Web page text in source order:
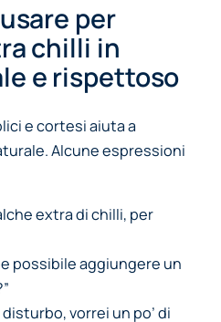
per
chilli in
e rispettoso
e cortesi aiuta a
Alcune espressioni
extra di chilli, per
possibile aggiungere un
vorrei un po’ di